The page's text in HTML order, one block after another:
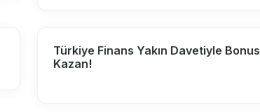
Türkiye Finans Yakın Davetiyle Bonus
Kazan!